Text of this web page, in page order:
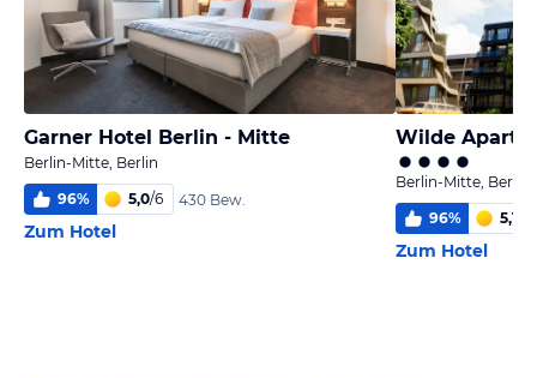
Garner Hotel Berlin - Mitte
Berlin-Mitte, Berlin
96% 5,0/6 430 Bew.
Zum Hotel
Berlin-Mitte, Berlin
96% 5,1
Zum Hotel